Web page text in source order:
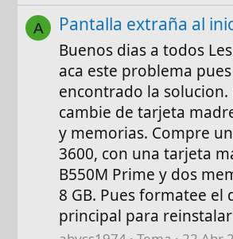
A Pantalla extraña al
Buenos dias a todos
aca este problema
encontrado la solucion.
cambie de tarjeta
y memorias. Compre
3600, con una tarjeta
B550M Prime y dos
8 GB. Pues formatee el
principal para